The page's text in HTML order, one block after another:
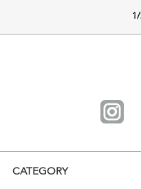
CATEGORY